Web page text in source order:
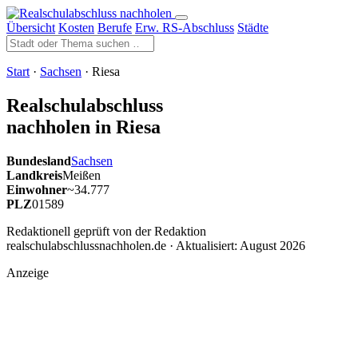
Übersicht Kosten Berufe Erw. RS-Abschluss Städte
Start · Sachsen · Riesa
Realschulabschluss
nachholen in Riesa
BundeslandSachsen
LandkreisMeißen
Einwohner~34.777
PLZ01589
Redaktionell geprüft von der Redaktion
realschulabschlussnachholen.de · Aktualisiert: August 2026
Anzeige